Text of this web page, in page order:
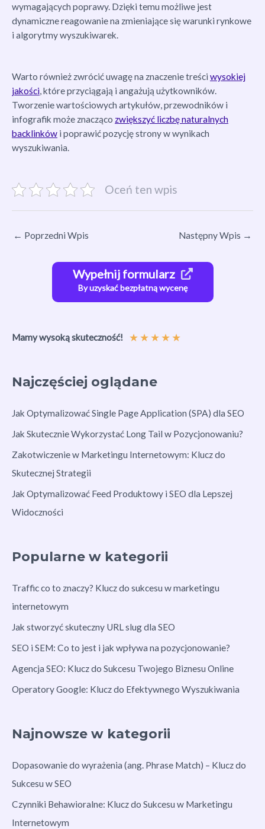
wymagających poprawy. Dzięki temu możliwe jest
dynamiczne reagowanie na zmieniające się warunki rynkowe
i algorytmy wyszukiwarek.
Warto również zwrócić uwagę na znaczenie treści wysokiej
jakości, które przyciągają i angażują użytkowników.
Tworzenie wartościowych artykułów, przewodników i
infografik może znacząco zwiększyć liczbę naturalnych
backlinków i poprawić pozycję strony w wynikach
wyszukiwania.
Oceń ten wpis
← Poprzedni Wpis Następny Wpis →
Wypełnij formularz
By uzyskać bezpłatną wycenę
Mamy wysoką skuteczność! ★★★★★
Najczęściej oglądane
Jak Optymalizować Single Page Application (SPA) dla SEO
Jak Skutecznie Wykorzystać Long Tail w Pozycjonowaniu?
Zakotwiczenie w Marketingu Internetowym: Klucz do
Skutecznej Strategii
Jak Optymalizować Feed Produktowy i SEO dla Lepszej
Widoczności
Popularne w kategorii
Traffic co to znaczy? Klucz do sukcesu w marketingu
internetowym
Jak stworzyć skuteczny URL slug dla SEO
SEO i SEM: Co to jest i jak wpływa na pozycjonowanie?
Agencja SEO: Klucz do Sukcesu Twojego Biznesu Online
Operatory Google: Klucz do Efektywnego Wyszukiwania
Najnowsze w kategorii
Dopasowanie do wyrażenia (ang. Phrase Match) – Klucz do
Sukcesu w SEO
Czynniki Behawioralne: Klucz do Sukcesu w Marketingu
Internetowym